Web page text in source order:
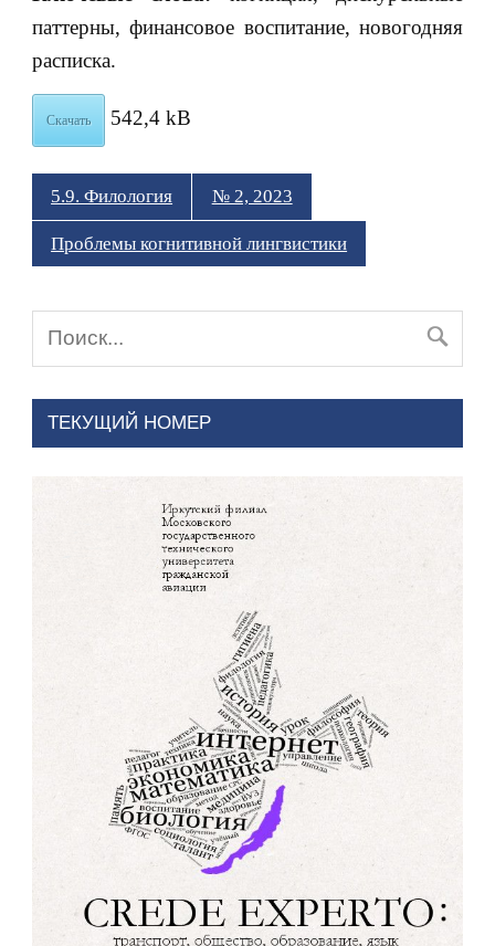
паттерны, финансовое воспитание, новогодняя
расписка.
Скачать 542,4 kB
5.9. Филология № 2, 2023
Проблемы когнитивной лингвистики
ТЕКУЩИЙ НОМЕР